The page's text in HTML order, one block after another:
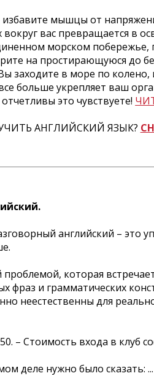
избавите мышцы от
вокруг вас превращается в
морском побережье,
на простирающуюся до
заходите в море по
больше укрепляет ваш
это чувствуете!
АНГЛИЙСКИЙ ЯЗЫК?
английский – это
которая
и грамматических
неестественны для
– Стоимость входа в клуб
деле нужно было сказать: ...